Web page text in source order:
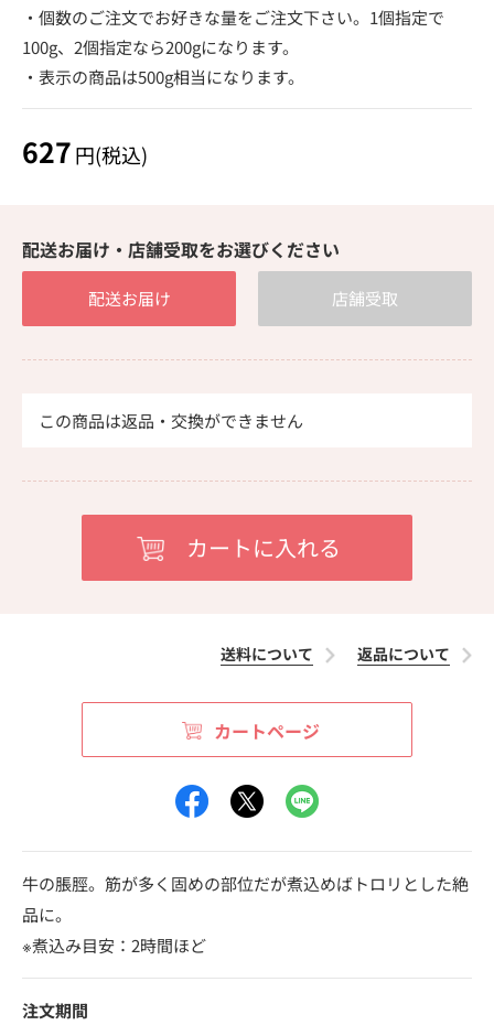
・個数のご注文でお好きな量をご注文下さい。1個指定で
100g、2個指定なら200gになります。
・表示の商品は500g相当になります。
627円(税込)
配送お届け・店舗受取をお選びください
配送お届け 店舗受取
この商品は返品・交換ができません
送料について 返品について
カートページ
牛の脹脛。筋が多く固めの部位だが煮込めばトロリとした絶
品に。
※煮込み目安：2時間ほど
注文期間